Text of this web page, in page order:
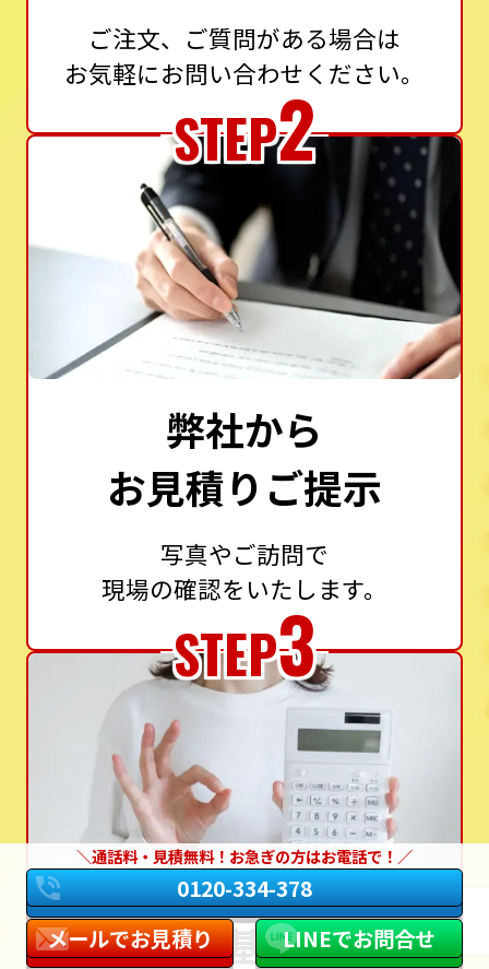
ご注文、ご質問がある場合は
お気軽にお問い合わせください。
STEP2
弊社から
お見積りご提示
写真やご訪問で
現場の確認をいたします。
STEP3
設置基準に
通話料・見積無料！お急ぎの方はお電話で！
0120-334-378
メールでお見積り
LINEでお問合せ